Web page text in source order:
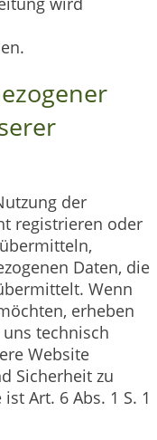
der
registrieren oder
Daten, die
Wenn
erheben
technisch
Website
Sicherheit zu
Art. 6 Abs. 1 S. 1